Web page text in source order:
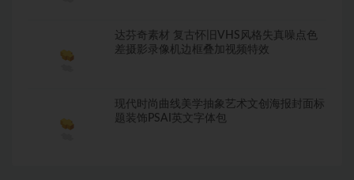
达芬奇素材 复古怀旧VHS风格失真噪点色
差摄影录像机边框叠加视频特效
现代时尚曲线美学抽象艺术文创海报封面标
题装饰PSAI英文字体包